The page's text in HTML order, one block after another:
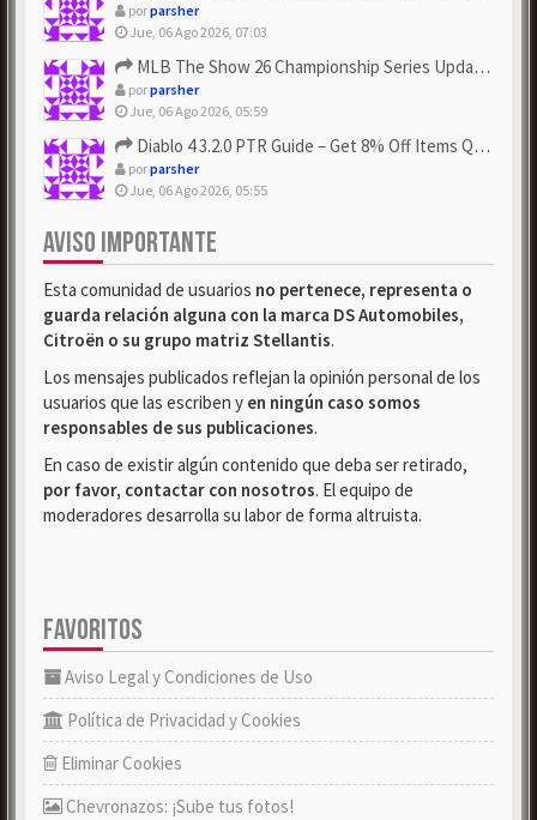
porparsher
Jue, 06 Ago 2026, 07:03
MLB The Show 26 Championship Series Update! Get Cheap & ...
porparsher
Jue, 06 Ago 2026, 05:59
Diablo 4 3.2.0 PTR Guide – Get 8% Off Items Quickly to Test ...
porparsher
Jue, 06 Ago 2026, 05:55
AVISO IMPORTANTE
Esta comunidad de usuarios no pertenece, representa o
guarda relación alguna con la marca DS Automobiles,
Citroën o su grupo matriz Stellantis.
Los mensajes publicados reflejan la opinión personal de los
usuarios que las escriben y en ningún caso somos
responsables de sus publicaciones.
En caso de existir algún contenido que deba ser retirado,
por favor, contactar con nosotros. El equipo de
moderadores desarrolla su labor de forma altruista.
FAVORITOS
Aviso Legal y Condiciones de Uso
Política de Privacidad y Cookies
Eliminar Cookies
Chevronazos: ¡Sube tus fotos!